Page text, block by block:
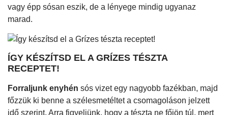
vagy épp sósan eszik, de a lényege mindig ugyanaz
marad.
ÍGY KÉSZÍTSD EL A GRÍZES TÉSZTA
RECEPTET!
Forraljunk enyhén sós vizet egy nagyobb fazékban, majd
főzzük ki benne a szélesmetéltet a csomagoláson jelzett
idő szerint. Arra figyeljünk, hogy a tészta ne főjön túl, mert